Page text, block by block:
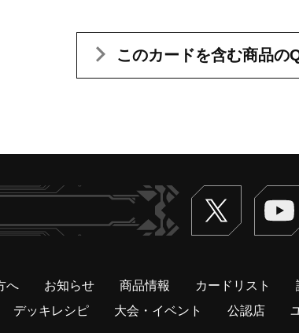
このカードを含む商品の
Twitter
へ お知らせ 商品情報 カードリスト
デッキレシピ
大会・イベント 公認店